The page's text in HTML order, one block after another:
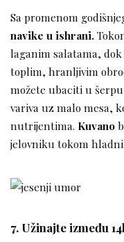
Sa promenom
navike u ishrani.
laganim salatama,
toplim, hranljivim
možete ubaciti u
variva uz malo mesa,
nutrijentima. Kuvano
jelovniku tokom
7. Užinajte između